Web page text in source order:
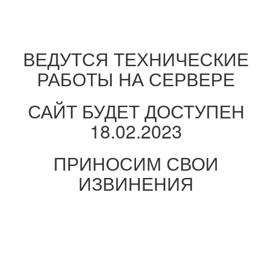
ВЕДУТСЯ ТЕХНИЧЕСКИЕ
РАБОТЫ НА СЕРВЕРЕ
САЙТ БУДЕТ ДОСТУПЕН
18.02.2023
ПРИНОСИМ СВОИ
ИЗВИНЕНИЯ